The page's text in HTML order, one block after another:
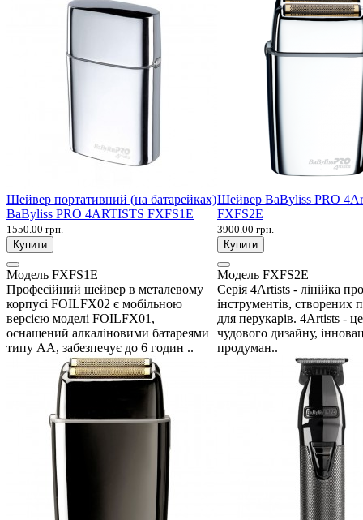
Шейвер портативний (на батарейках)
BaByliss PRO 4ARTISTS FXFS1E
1550.00 грн.
Купити
Модель FXFS1E
Професійний шейвер в металевому
корпусі FOILFX02 є мобільною
версією моделі FOILFX01,
оснащений алкаліновими батареями
типу АА, забезпечує до 6 годин ..
Шейвер BaByliss PRO
FXFS2E
3900.00 грн.
Купити
Модель FXFS2E
Серія 4Artists - лінійка
інструментів, створених
для перукарів. 4Artists -
чудового дизайну,
продуман..